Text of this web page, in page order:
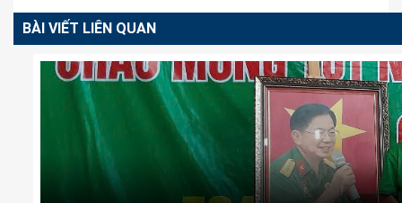
BÀI VIẾT LIÊN QUAN